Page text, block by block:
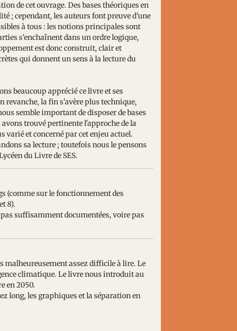
de cet ouvrage. Des bases théoriques en
; cependant, les auteurs font preuve d'une
à tous : les notions principales sont
s'enchaînent dans un ordre logique,
est donc construit, clair et
qui donnent un sens à la lecture du
beaucoup apprécié ce livre et ses
la fin s'avère plus technique,
semble important de disposer de bases
trouvé pertinente l'approche de la
et concerné par cet enjeu actuel.
sa lecture ; toutefois nous le pensons
du Livre de SES.
(comme sur le fonctionnement des
8).
pas suffisamment documentées, voire pas
malheureusement assez difficile à lire. Le
climatique. Le livre nous introduit au
en 2050.
long, les graphiques et la séparation en